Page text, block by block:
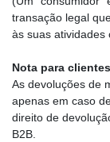
transação legal
às suas atividades
Nota para
As devoluções de
apenas em caso
direito de
B2B.